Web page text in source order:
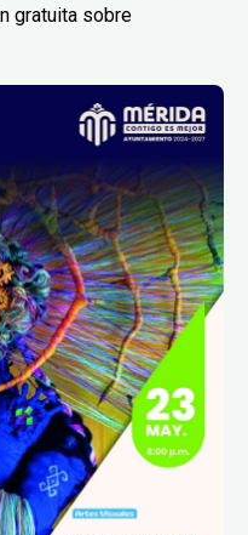
gratuita sobre